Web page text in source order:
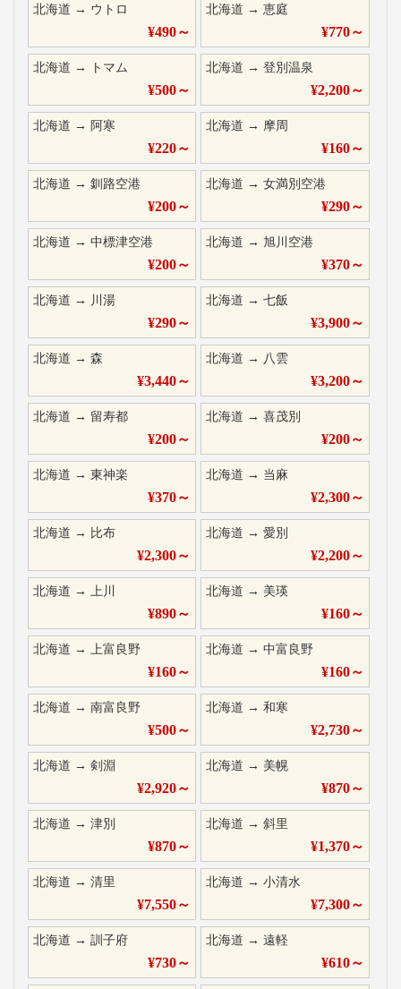
北海道 → ウトロ
¥490～
北海道 →恵庭
¥770～
北海道 → トマム
¥500～
北海道 →登別温泉
¥2,200～
北海道 → 阿寒
¥220～
北海道 → 摩周
¥160～
北海道 → 釧路空港
¥200～
北海道 →女満別空港
¥290～
北海道 → 中標津空港
¥200～
北海道 →旭川空港
¥370～
北海道 → 川湯
¥290～
北海道 →七飯
¥3,900～
北海道 → 森
¥3,440～
北海道 → 八雲
¥3,200～
北海道 → 留寿都
¥200～
北海道 →喜茂別
¥200～
北海道 → 東神楽
¥370～
北海道 → 当麻
¥2,300～
北海道 → 比布
¥2,300～
北海道 →愛別
¥2,200～
北海道 → 上川
¥890～
北海道 → 美瑛
¥160～
北海道 → 上富良野
¥160～
北海道 →中富良野
¥160～
北海道 → 南富良野
¥500～
北海道 →和寒
¥2,730～
北海道 → 剣淵
¥2,920～
北海道 → 美幌
¥870～
北海道 → 津別
¥870～
北海道 →斜里
¥1,370～
北海道 → 清里
¥7,550～
北海道 →小清水
¥7,300～
北海道 → 訓子府
¥730～
北海道 →遠軽
¥610～